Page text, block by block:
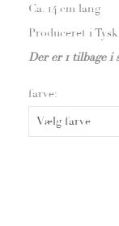
Ca. 14 cm lang
Produceret i
Der er 1 tilbage i
farve: